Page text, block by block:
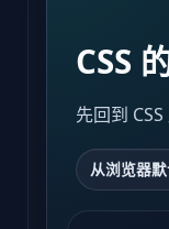
CSS
先回到
从浏览器